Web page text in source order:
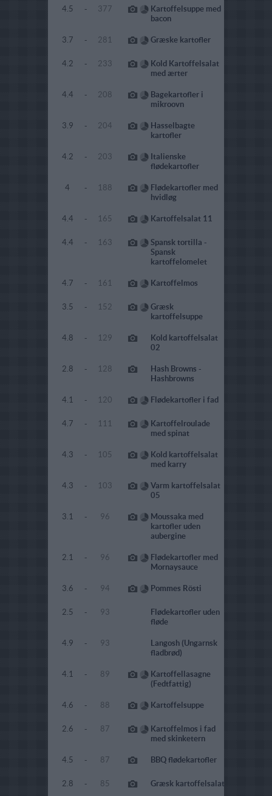
4.5 - 377
Kartoffelsuppe med
bacon
3.7 - 281 Græske kartofler
4.2 - 233
Kold Kartoffelsalat
med ærter
4.4 - 208
Bagekartofler i
mikroovn
3.9 - 204
Hasselbagte
kartofler
4.2 - 203
Italienske
flødekartofler
4 - 188
Flødekartofler med
hvidløg
4.4 - 165 Kartoffelsalat 11
4.4 - 163
Spansk tortilla -
Spansk
kartoffelomelet
4.7 - 161 Kartoffelmos
3.5 - 152
Græsk
kartoffelsuppe
4.8 - 129
Kold kartoffelsalat
02
2.8 - 128
Hash Browns -
Hashbrowns
4.1 - 120 Flødekartofler i fad
4.7 - 111
Kartoffelroulade
med spinat
4.3 - 105
Kold kartoffelsalat
med karry
4.3 - 103
Varm kartoffelsalat
05
3.1 - 96
Moussaka med
kartofler uden
aubergine
2.1 - 96
Flødekartofler med
Mornaysauce
3.6 - 94 Pommes Rösti
2.5 - 93
Flødekartofler uden
fløde
4.9 - 93
Langosh (Ungarnsk
fladbrød)
4.1 - 89
Kartoffellasagne
(Fedtfattig)
4.6 - 88 Kartoffelsuppe
2.6 - 87
Kartoffelmos i fad
med skinketern
4.5 - 87 BBQ flødekartofler
2.8 - 85 Græsk kartoffelsalat